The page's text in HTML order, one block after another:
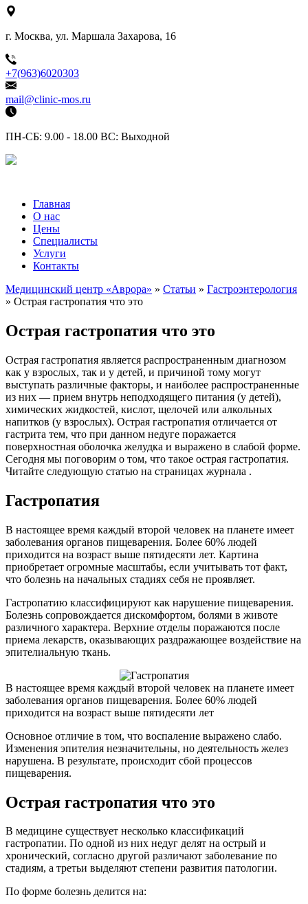
г. Москва, ул. Маршала Захарова, 16
+7(963)6020303
mail@clinic-mos.ru
ПН-СБ: 9.00 - 18.00 ВС: Выходной
Главная
О нас
Цены
Специалисты
Услуги
Контакты
Медицинский центр «Аврора» » Статьи » Гастроэнтерология
» Острая гастропатия что это
Острая гастропатия что это
Острая гастропатия является распространенным диагнозом
как у взрослых, так и у детей, и причиной тому могут
выступать различные факторы, и наиболее распространенные
из них — прием внутрь неподходящего питания (у детей),
химических жидкостей, кислот, щелочей или алкольных
напитков (у взрослых). Острая гастропатия отличается от
гастрита тем, что при данном недуге поражается
поверхностная оболочка желудка и выражено в слабой форме.
Сегодня мы поговорим о том, что такое острая гастропатия.
Читайте следующую статью на страницах журнала .
Гастропатия
В настоящее время каждый второй человек на планете имеет
заболевания органов пищеварения. Более 60% людей
приходится на возраст выше пятидесяти лет. Картина
приобретает огромные масштабы, если учитывать тот факт,
что болезнь на начальных стадиях себя не проявляет.
Гастропатию классифицируют как нарушение пищеварения.
Болезнь сопровождается дискомфортом, болями в животе
различного характера. Верхние отделы поражаются после
приема лекарств, оказывающих раздражающее воздействие на
эпителиальную ткань.
В настоящее время каждый второй человек на планете имеет
заболевания органов пищеварения. Более 60% людей
приходится на возраст выше пятидесяти лет
Основное отличие в том, что воспаление выражено слабо.
Изменения эпителия незначительны, но деятельность желез
нарушена. В результате, происходит сбой процессов
пищеварения.
Острая гастропатия что это
В медицине существует несколько классификаций
гастропатии. По одной из них недуг делят на острый и
хронический, согласно другой различают заболевание по
стадиям, а третьи выделяют степени развития патологии.
По форме болезнь делится на: